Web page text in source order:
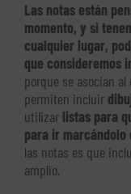
Las notas están
momento, y si
cualquier lugar,
que consideremos
porque se asocian
permiten incluir
utilizar listas para
para ir marcándolo
las notas es que
amplio.